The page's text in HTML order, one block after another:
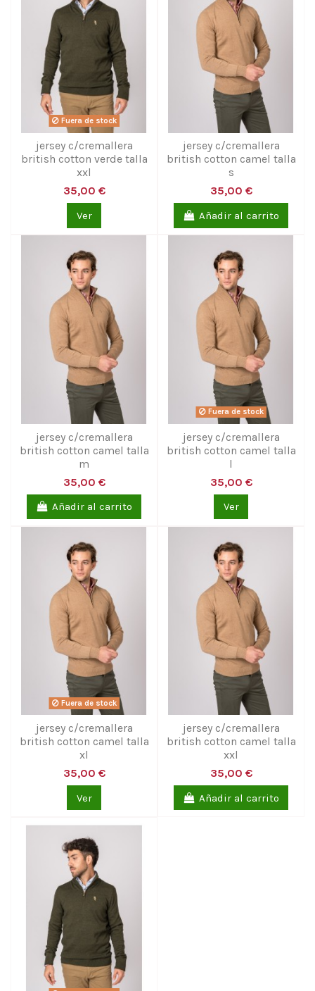
Fuera de stock
jersey c/cremallera
british cotton verde talla
xxl
35,00 €
Ver
jersey c/cremallera
british cotton camel talla
s
35,00 €
Añadir al carrito
jersey c/cremallera
british cotton camel talla
m
35,00 €
Añadir al carrito
Fuera de stock
jersey c/cremallera
british cotton camel talla
l
35,00 €
Ver
Fuera de stock
jersey c/cremallera
british cotton camel talla
xl
35,00 €
Ver
jersey c/cremallera
british cotton camel talla
xxl
35,00 €
Añadir al carrito